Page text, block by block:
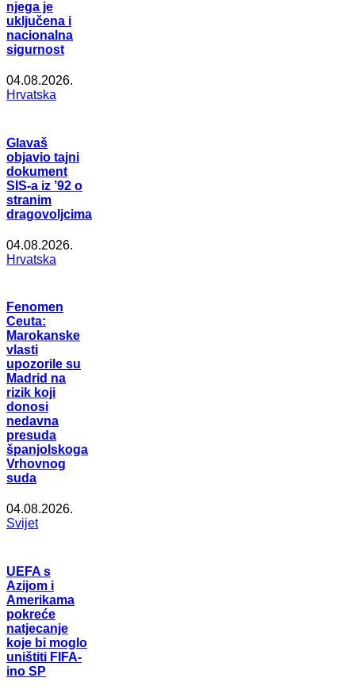
njega je
uključena i
nacionalna
sigurnost
04.08.2026.
Hrvatska
Glavaš
objavio tajni
dokument
SIS-a iz ’92 o
stranim
dragovoljcima
04.08.2026.
Hrvatska
Fenomen
Ceuta:
Marokanske
vlasti
upozorile su
Madrid na
rizik koji
donosi
nedavna
presuda
španjolskoga
Vrhovnog
suda
04.08.2026.
Svijet
UEFA s
Azijom i
Amerikama
pokreće
natjecanje
koje bi moglo
uništiti FIFA-
ino SP